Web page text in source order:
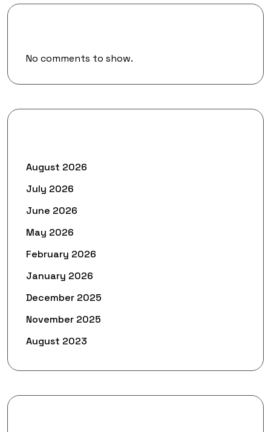
No comments to show.
August 2026
July 2026
June 2026
May 2026
February 2026
January 2026
December 2025
November 2025
August 2023